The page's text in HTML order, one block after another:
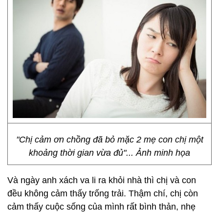
"Chị cảm ơn chồng đã bỏ mặc 2 mẹ con chị một
khoảng thời gian vừa đủ"... Ảnh minh họa
Và ngày anh xách va li ra khỏi nhà thì chị và con
đều không cảm thấy trống trải. Thậm chí, chị còn
cảm thấy cuộc sống của mình rất bình thản, nhẹ